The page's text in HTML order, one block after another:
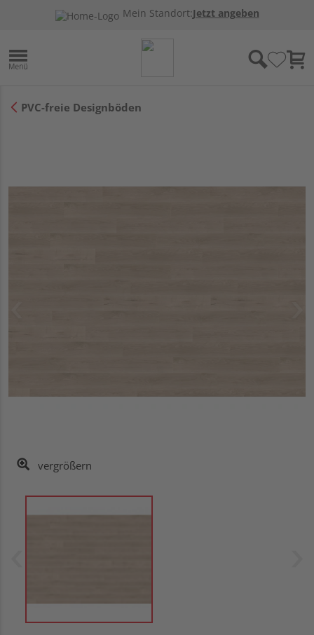
Mein Standort:Jetzt angeben
PVC-freie Designböden
vergrößern